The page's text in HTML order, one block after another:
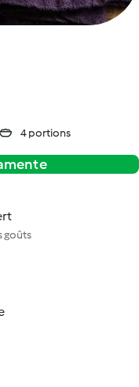
4 portions
goûts